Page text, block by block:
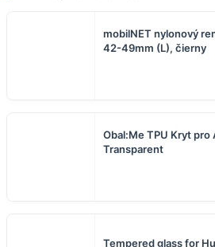
mobilNET nylonový
42-49mm (L), čierny
Obal:Me TPU Kryt pro
Transparent
Tempered glass for